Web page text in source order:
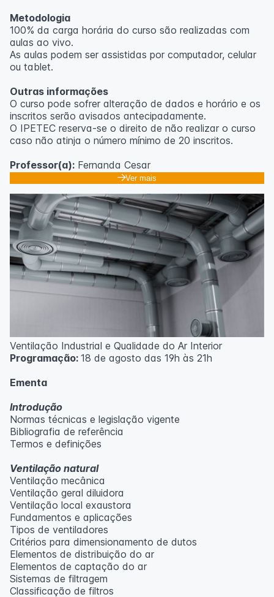
Metodologia
100% da carga horária do curso são realizadas com
aulas ao vivo.
As aulas podem ser assistidas por computador, celular
ou tablet.
Outras informações
O curso pode sofrer alteração de dados e horário e os
inscritos serão avisados ​​antecipadamente.
O IPETEC reserva-se o direito de não realizar o curso
caso não atinja o número mínimo de 20 inscritos.
Professor(a): Fernanda Cesar
Ver mais
Ventilação Industrial e Qualidade do Ar Interior
Programação: 18 de agosto das 19h às 21h
Ementa
Introdução
Normas técnicas e legislação vigente
Bibliografia de referência
Termos e definições
Ventilação natural
Ventilação mecânica
Ventilação geral diluidora
Ventilação local exaustora
Fundamentos e aplicações
Tipos de ventiladores
Critérios para dimensionamento de dutos
Elementos de distribuição do ar
Elementos de captação do ar
Sistemas de filtragem
Classificação de filtros